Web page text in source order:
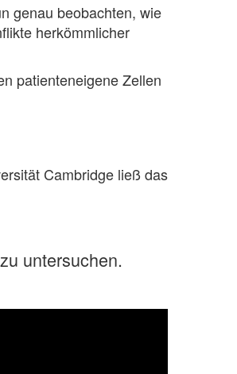
genau beobachten, wie
herkömmlicher
patienteneigene Zellen
Cambridge ließ das
untersuchen.